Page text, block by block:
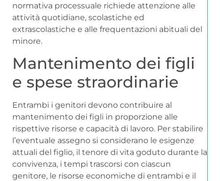
normativa processuale richiede attenzione alle
attività quotidiane, scolastiche ed
extrascolastiche e alle frequentazioni abituali del
minore.
Mantenimento dei figli
e spese straordinarie
Entrambi i genitori devono contribuire al
mantenimento dei figli in proporzione alle
rispettive risorse e capacità di lavoro. Per stabilire
l’eventuale assegno si considerano le esigenze
attuali del figlio, il tenore di vita goduto durante la
convivenza, i tempi trascorsi con ciascun
genitore, le risorse economiche di entrambi e il